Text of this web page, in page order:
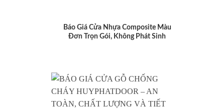
Báo Giá Cửa Nhựa Composite Màu
Đơn Trọn Gói, Không Phát Sinh